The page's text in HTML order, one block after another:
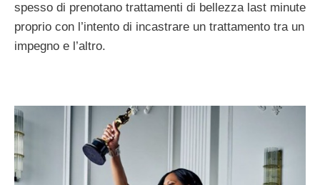
spesso di prenotano trattamenti di bellezza last minute
proprio con l’intento di incastrare un trattamento tra un
impegno e l’altro.